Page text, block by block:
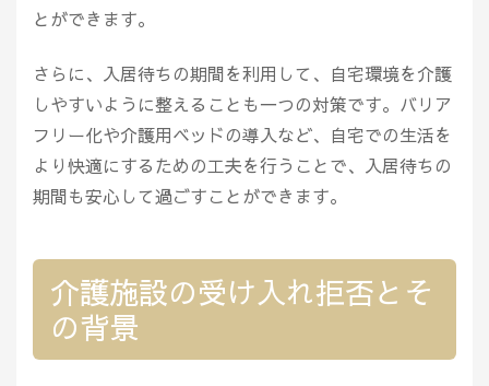
とができます。
さらに、入居待ちの期間を利用して、自宅環境を介護
しやすいように整えることも一つの対策です。バリア
フリー化や介護用ベッドの導入など、自宅での生活を
より快適にするための工夫を行うことで、入居待ちの
期間も安心して過ごすことができます。
介護施設の受け入れ拒否とそ
の背景